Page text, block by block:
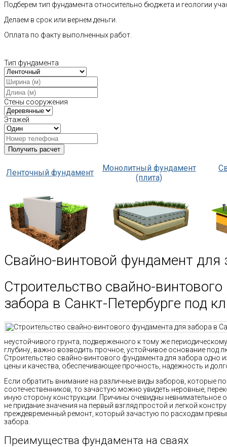
Подберем тип фундамента относительно бюджета и геологии
Делаем в срок или вернем деньги.
Оплата по факту выполненных работ.
Тип фундамента
Стены сооружения
Этажей
Ленточный фундамент
Монолитный фундамент
(плита)
Свайно-винтовой фундамент для
Строительство свайно-
забора в Санкт-Петербурге под
неустойчивого грунта, подверженного к тому же
глубину, важно возводить прочное, устойчивое основание под
Строительство свайно-винтового фундамента для забора одно
цены и качества, обеспечивающее прочность, надежность и
Если обратить внимание на различные виды заборов, которые
соотечественников, то зачастую можно увидеть неровные,
иную сторону конструкции. Причины очевидны невнимательное
не придание значения на первый взгляд простой и легкой
преждевременный ремонт, который зачастую по расходам
забора.
Преимущества фундамента на сваях